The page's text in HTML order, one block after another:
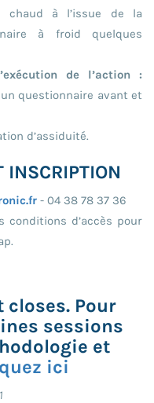
chaud à l’issue de la
à froid quelques
de l’action :
questionnaire avant et
d’assiduité.
INSCRIPTION
- 04 38 78 37 36
conditions d’accès pour
Pour
sessions
et
ici